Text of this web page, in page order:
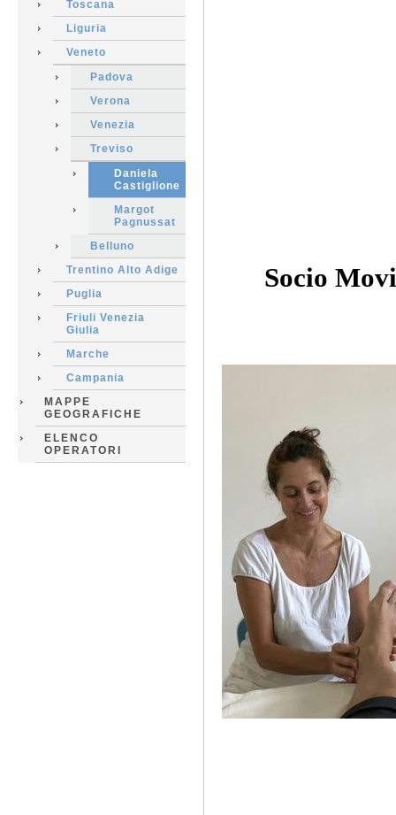
Toscana
Liguria
Veneto
Padova
Verona
Venezia
Treviso
Daniela
Castiglione
Margot
Pagnussat
Belluno
Trentino Alto Adige
Puglia
Friuli Venezia
Giulia
Marche
Campania
MAPPE
GEOGRAFICHE
ELENCO
OPERATORI
Socio